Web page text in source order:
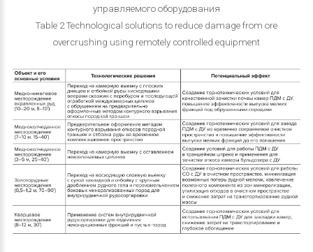
управляемого оборудования
Table 2 Technological solutions to reduce damage from ore
overcrushing using remotely controlled equipment